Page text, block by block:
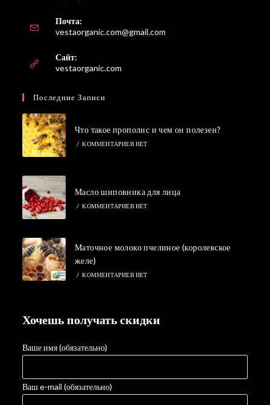
Почта:
vestaorganic.com@gmail.com
Сайт:
vestaorganic.com
Последние Записи
Что такое прополис и чем он полезен?
/ КОММЕНТАРИЕВ НЕТ
Масло шиповника для лица
/ КОММЕНТАРИЕВ НЕТ
Маточное молоко пчелиное (королевское
желе)
/ КОММЕНТАРИЕВ НЕТ
Хочешь получать скидки
Ваше имя (обязательно)
Ваш e-mail (обязательно)